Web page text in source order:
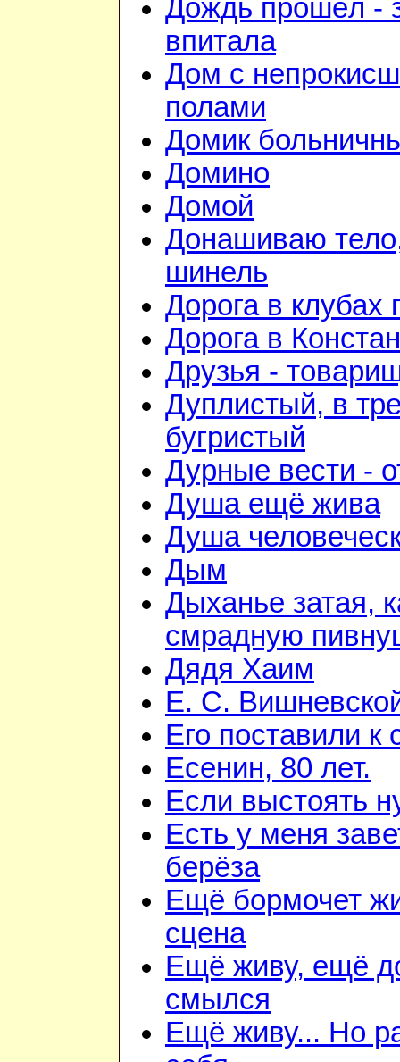
Дождь прошёл -
впитала
Дом с
полами
Домик
Домино
Домой
Донашиваю
шинель
Дорога в клубах
Дорога в
Друзья -
Дуплистый, в
бугристый
Дурные вести -
Душа ещё жива
Душа
Дым
Дыханье затая,
смрадную
Дядя Хаим
Е. С.
Его поставили к
Есенин, 80 лет.
Если выстоять
Есть у меня
берёза
Ещё бормочет
сцена
Ещё живу, ещё
смылся
Ещё живу... Но